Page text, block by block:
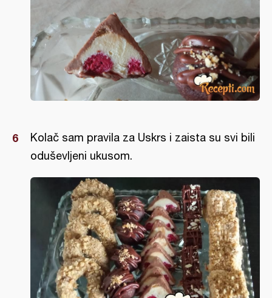
Kolač sam pravila za Uskrs i zaista su svi bili
oduševljeni ukusom.